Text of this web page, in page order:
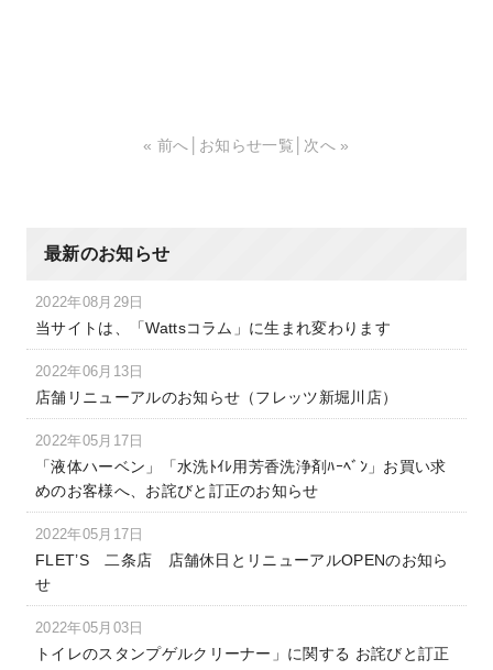
« 前へ お知らせ一覧 次へ »
最新のお知らせ
2022年08月29日
当サイトは、「Wattsコラム」に生まれ変わります
2022年06月13日
店舗リニューアルのお知らせ（フレッツ新堀川店）
2022年05月17日
「液体ハーベン」「水洗ﾄｲﾚ用芳香洗浄剤ﾊｰﾍﾞﾝ」お買い求
めのお客様へ、お詫びと訂正のお知らせ
2022年05月17日
FLET’S 二条店 店舗休日とリニューアルOPENのお知ら
せ
2022年05月03日
トイレのスタンプゲルクリーナー」に関する お詫びと訂正